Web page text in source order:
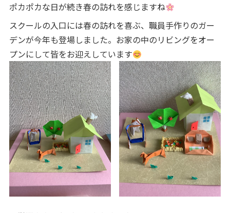
ポカポカな日が続き春の訪れを感じますね
スクールの入口には春の訪れを喜ぶ、職員手作りのガー
デンが今年も登場しました。お家の中のリビングをオー
プンにして皆をお迎えしています